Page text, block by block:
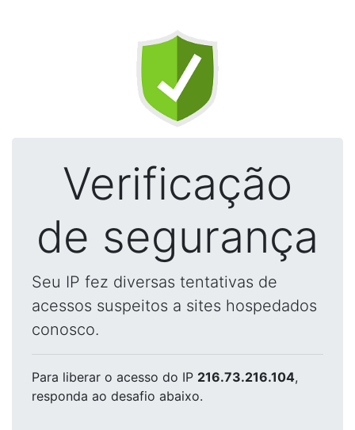
Verificação
de segurança
Seu IP fez diversas tentativas de
acessos suspeitos a sites hospedados
conosco.
Para liberar o acesso do IP 216.73.216.104,
responda ao desafio abaixo.